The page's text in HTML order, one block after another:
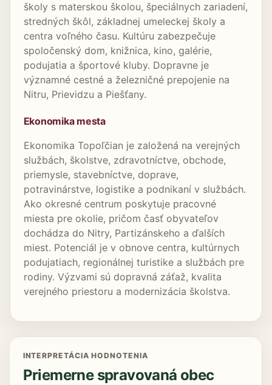
školy s materskou školou, špeciálnych zariadení,
stredných škôl, základnej umeleckej školy a
centra voľného času. Kultúru zabezpečuje
spoločenský dom, knižnica, kino, galérie,
podujatia a športové kluby. Dopravne je
významné cestné a železničné prepojenie na
Nitru, Prievidzu a Piešťany.
Ekonomika mesta
Ekonomika Topoľčian je založená na verejných
službách, školstve, zdravotníctve, obchode,
priemysle, stavebníctve, doprave,
potravinárstve, logistike a podnikaní v službách.
Ako okresné centrum poskytuje pracovné
miesta pre okolie, pričom časť obyvateľov
dochádza do Nitry, Partizánskeho a ďalších
miest. Potenciál je v obnove centra, kultúrnych
podujatiach, regionálnej turistike a službách pre
rodiny. Výzvami sú dopravná záťaž, kvalita
verejného priestoru a modernizácia školstva.
INTERPRETÁCIA HODNOTENIA
Priemerne spravovaná obec